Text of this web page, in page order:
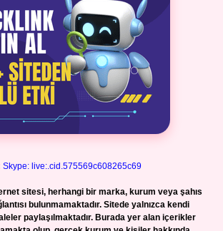
Skype: live:.cid.575569c608265c69
sitesi, herhangi bir marka, kurum veya şahıs
bulunmamaktadır. Sitede yalnızca kendi
paylaşılmaktadır. Burada yer alan içerikler